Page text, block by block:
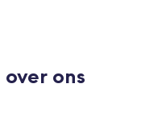
ons